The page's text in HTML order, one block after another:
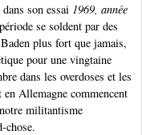
son essai 1969, année
se soldent par des
plus fort que jamais,
pour une vingtaine
dans les overdoses et les
Allemagne commencent
militantisme
chose.